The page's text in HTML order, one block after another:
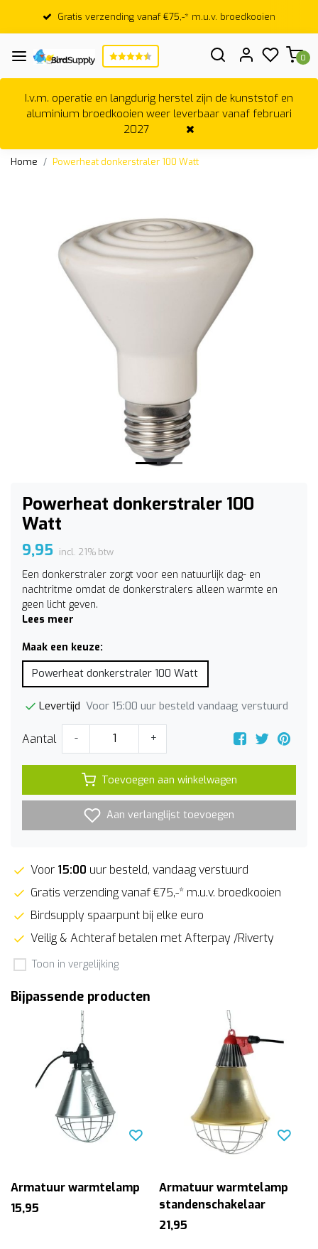
Gratis verzending vanaf €75,-* m.u.v. broedkooien
0
I.v.m. operatie en langdurig herstel zijn de kunststof en
aluminium broedkooien weer leverbaar vanaf februari
2027
Home Powerheat donkerstraler 100 Watt
Powerheat donkerstraler 100
Watt
9,95 incl. 21% btw
Een donkerstraler zorgt voor een natuurlijk dag- en
nachtritme omdat de donkerstralers alleen warmte en
geen licht geven.
Lees meer
Maak een keuze:
Powerheat donkerstraler 100 Watt
Levertijd Voor 15:00 uur besteld vandaag verstuurd
Aantal - +
Toevoegen aan winkelwagen
Aan verlanglijst toevoegen
Voor 15:00 uur besteld, vandaag verstuurd
Gratis verzending vanaf €75,-* m.u.v. broedkooien
Birdsupply spaarpunt bij elke euro
Veilig & Achteraf betalen met Afterpay /Riverty
Toon in vergelijking
Bijpassende producten
Armatuur warmtelamp
15,95
Armatuur warmtelamp
standenschakelaar
21,95